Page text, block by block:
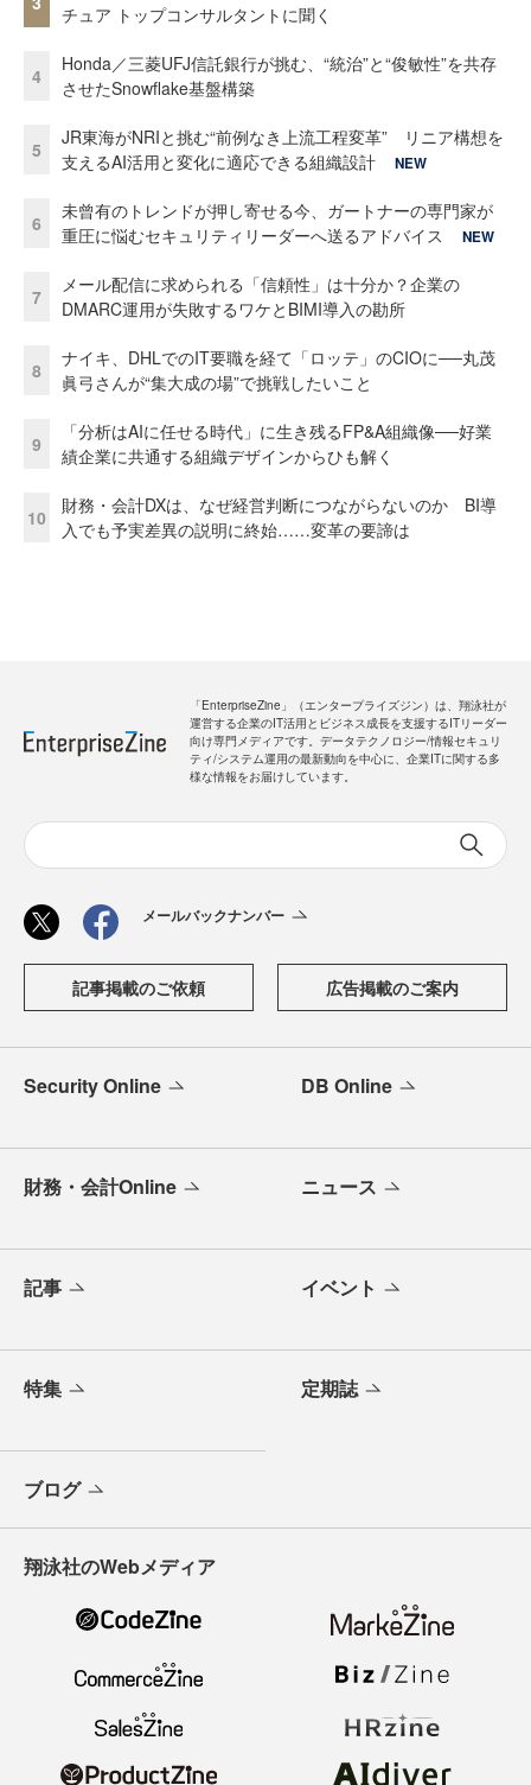
チュア トップコンサルタントに聞く
4
Honda／三菱UFJ信託銀行が挑む、“統治”と“俊敏性”を共存
させたSnowflake基盤構築
5
JR東海がNRIと挑む“前例なき上流工程変革” リニア構想を
支えるAI活用と変化に適応できる組織設計
NEW
6
未曾有のトレンドが押し寄せる今、ガートナーの専門家が
重圧に悩むセキュリティリーダーへ送るアドバイス
NEW
7
メール配信に求められる「信頼性」は十分か？企業の
DMARC運用が失敗するワケとBIMI導入の勘所
8
ナイキ、DHLでのIT要職を経て「ロッテ」のCIOに──丸茂
眞弓さんが“集大成の場”で挑戦したいこと
9
「分析はAIに任せる時代」に生き残るFP&A組織像──好業
績企業に共通する組織デザインからひも解く
10
財務・会計DXは、なぜ経営判断につながらないのか BI導
入でも予実差異の説明に終始……変革の要諦は
「EnterpriseZine」（エンタープライズジン）は、翔泳社が
運営する企業のIT活用とビジネス成長を支援するITリーダー
向け専門メディアです。データテクノロジー/情報セキュリ
ティ/システム運用の最新動向を中心に、企業ITに関する多
様な情報をお届けしています。
メールバックナンバー
記事掲載のご依頼 広告掲載のご案内
Security Online DB Online
財務・会計Online ニュース
記事 イベント
特集 定期誌
ブログ
翔泳社のWebメディア